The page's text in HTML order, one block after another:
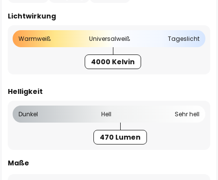
Lichtwirkung
Warmweiß Universalweiß Tageslicht
4000 Kelvin
Helligkeit
Dunkel Hell Sehr hell
470 Lumen
Maße